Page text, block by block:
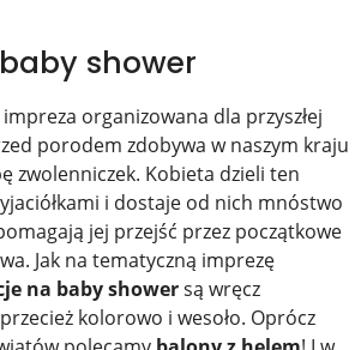
shower
organizowana dla przyszłej
porodem zdobywa w naszym kraju
zwolenniczek. Kobieta dzieli ten
i dostaje od nich mnóstwo
jej przejść przez początkowe
Jak na tematyczną imprezę
na baby showersą wręcz
kolorowo i wesoło. Oprócz